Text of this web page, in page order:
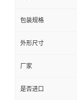
包装规格
外形尺寸
厂家
是否进口